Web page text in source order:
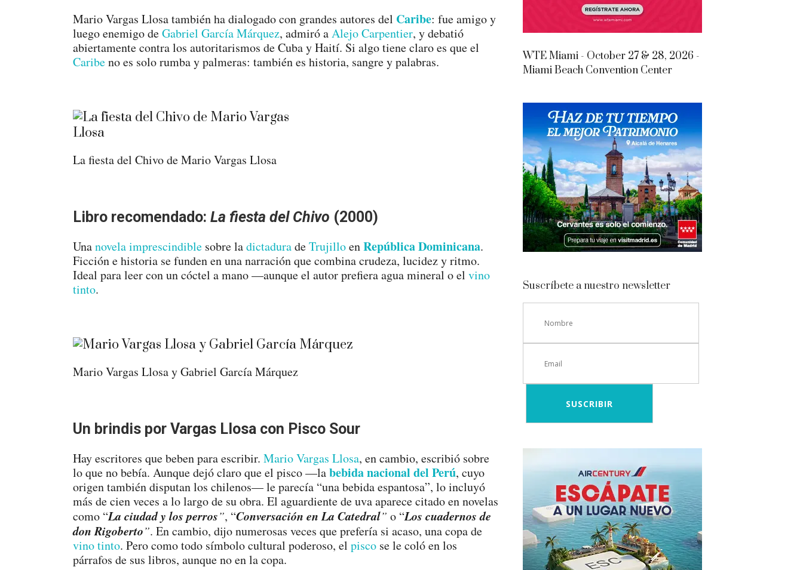
Mario Vargas Llosa también ha dialogado con grandes autores del Caribe: fue amigo y
luego enemigo deGabriel García Márquez, admiró aAlejo Carpentier, y debatió
abiertamente contra los autoritarismos de Cuba y Haití. Si algo tiene claro es que el
Caribeno es solo rumba y palmeras: también es historia, sangre y palabras.
La fiesta del Chivo de Mario Vargas Llosa
Libro recomendado: La fiesta del Chivo (2000)
Unanovela imprescindible sobre ladictaduradeTrujilloenRepública Dominicana.
Ficción e historia se funden en una narración que combina crudeza, lucidez y ritmo.
Ideal para leer con un cóctel a mano —aunque el autor prefiera agua mineral o el vino
tinto.
Mario Vargas Llosa y Gabriel García Márquez
Un brindis por Vargas Llosa con Pisco Sour
Hay escritores que beben para escribir. Mario Vargas Llosa, en cambio, escribió sobre
lo que no bebía. Aunque dejó claro que el pisco —labebida nacional del Perú, cuyo
origen también disputan los chilenos— le parecía “una bebida espantosa”, lo incluyó
más de cien veces a lo largo de su obra. El aguardiente de uva aparece citado en novelas
como “La ciudad y los perros”, “Conversación en La Catedral” o “Los cuadernos de
don Rigoberto”. En cambio, dijo numerosas veces que prefería si acaso, una copa de
vino tinto. Pero como todo símbolo cultural poderoso, el pisco se le coló en los
párrafos de sus libros, aunque no en la copa.
WTE Miami - October 27 & 28, 2026 -
Miami Beach Convention Center
Suscríbete a nuestro newsletter